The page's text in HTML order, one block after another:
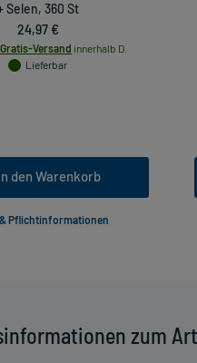
zum
Selen, 360 St
24,97 €
Gratis-Versand innerhalb D.
Lieferbar
den Warenkorb
Pflichtinformationen